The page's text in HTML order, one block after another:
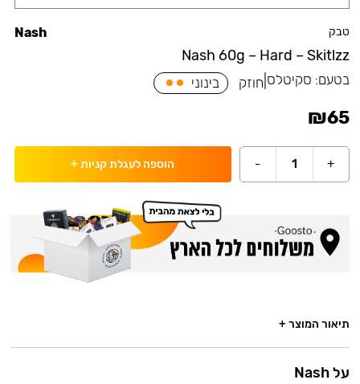
טבק
Nash 60g – Hard – Skitlzz
Nash
בטעם: סקיטלס חוזק בינוני
₪65
+
1
- הוספה לעגלת קניות +
תיאור המוצר +
על Nash